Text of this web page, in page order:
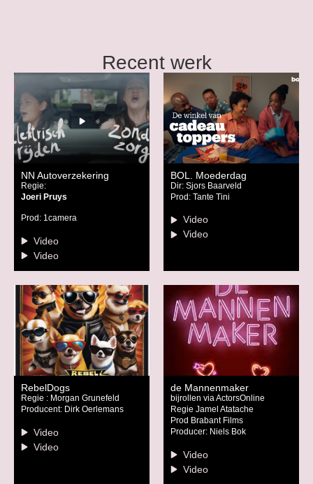
Recent werk
NN Autoverzekering
Regie:
Joeri Pruys
Prod: 1camera
Video
Video
BOL. Moederdag
Dir: Sjors Baarveld
Prod: Tante Tini
Video
Video
RebelDogs
Regie : Morgan Grunefeld
Producent: Dirk Oerlemans
Video
Video
de Mannenmaker
bijrollen via ActorsOnline
Regie Jamel Atatache
Prod Brabant Films
Producer: Niels Bok
Video
Video